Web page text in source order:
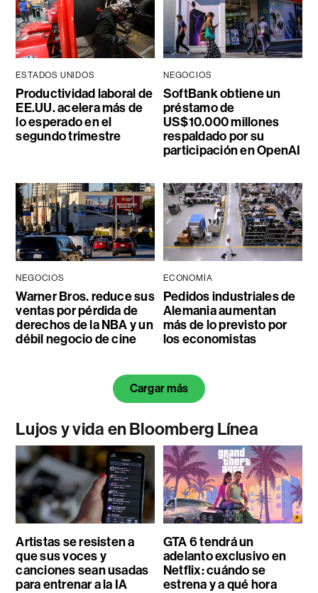
ESTADOS UNIDOS
Productividad laboral de
EE.UU. acelera más de
lo esperado en el
segundo trimestre
NEGOCIOS
SoftBank obtiene un
préstamo de
US$10.000 millones
respaldado por su
participación en OpenAI
NEGOCIOS
Warner Bros. reduce sus
ventas por pérdida de
derechos de la NBA y un
débil negocio de cine
ECONOMÍA
Pedidos industriales de
Alemania aumentan
más de lo previsto por
los economistas
Cargar más
Lujos y vida en Bloomberg Línea
Artistas se resisten a
que sus voces y
canciones sean usadas
para entrenar a la IA
GTA 6 tendrá un
adelanto exclusivo en
Netflix: cuándo se
estrena y a qué hora